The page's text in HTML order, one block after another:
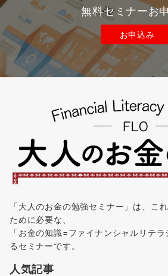
無料セミナーお
お申込み
「大人のお金の勉強セミナー」は、こ
ために必要な、
「お金の知識=ファイナンシャルリテ
るセミナーです。
人気記事